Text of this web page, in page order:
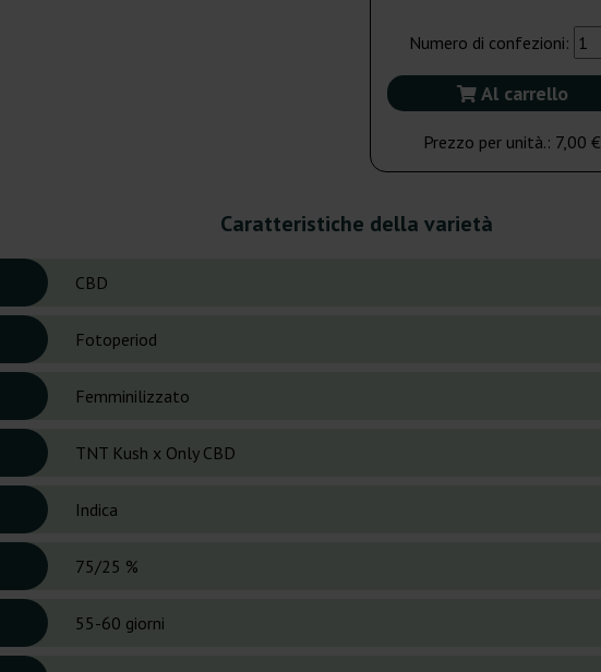
Numero di confezioni:
Al carrello
Prezzo per unità.: 7,00 €
Caratteristiche della varietà
CBD
Fotoperiod
Femminilizzato
TNT Kush x Only CBD
Indica
75/25 %
55-60 giorni